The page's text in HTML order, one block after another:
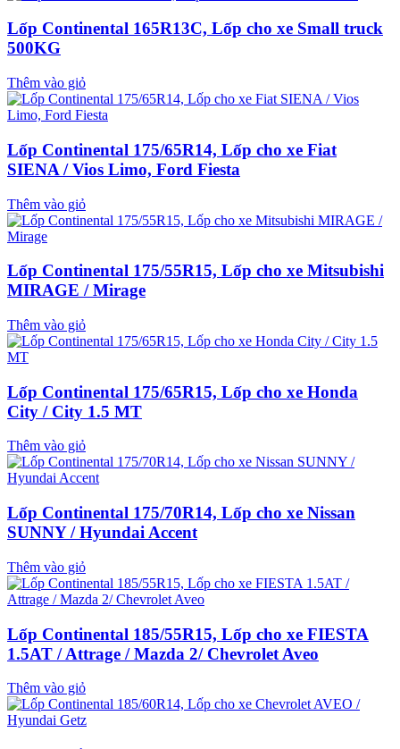
Lốp Continental 165R13C, Lốp cho xe Small truck
500KG
Thêm vào giỏ
Lốp Continental 175/65R14, Lốp cho xe Fiat
SIENA / Vios Limo, Ford Fiesta
Thêm vào giỏ
Lốp Continental 175/55R15, Lốp cho xe Mitsubishi
MIRAGE / Mirage
Thêm vào giỏ
Lốp Continental 175/65R15, Lốp cho xe Honda
City / City 1.5 MT
Thêm vào giỏ
Lốp Continental 175/70R14, Lốp cho xe Nissan
SUNNY / Hyundai Accent
Thêm vào giỏ
Lốp Continental 185/55R15, Lốp cho xe FIESTA
1.5AT / Attrage / Mazda 2/ Chevrolet Aveo
Thêm vào giỏ